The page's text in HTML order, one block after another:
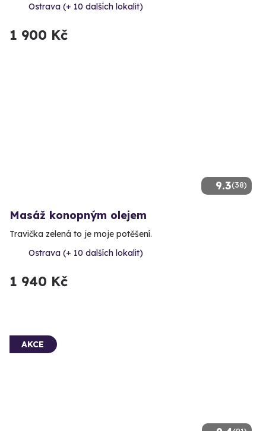
Ostrava (+ 10 dalších lokalit)
1 900 Kč
9.3(38)
Masáž konopným olejem
Travička zelená to je moje potěšení.
Ostrava (+ 10 dalších lokalit)
1 940 Kč
AKCE